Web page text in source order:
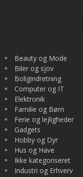
Beauty og Mode
Biler og sjov
Boligindretning
Computer og IT
Elektronik
Familie og Børn
Ferie og lejligheder
Gadgets
Hobby og Dyr
Hus og Have
Ikke kategoriseret
Industri og Erhverv